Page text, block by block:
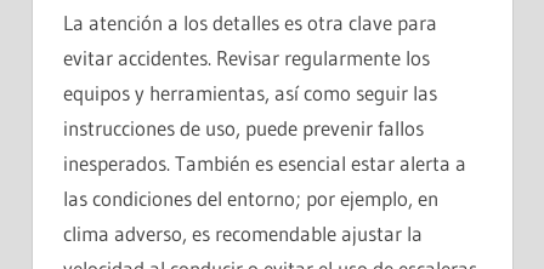
La atención a los detalles es otra clave para
evitar accidentes. Revisar regularmente los
equipos y herramientas, así como seguir las
instrucciones de uso, puede prevenir fallos
inesperados. También es esencial estar alerta a
las condiciones del entorno; por ejemplo, en
clima adverso, es recomendable ajustar la